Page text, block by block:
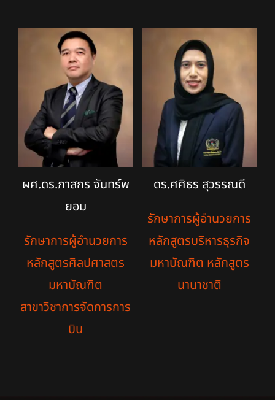
ผศ.ดร.ภาสกร จันทร์พ
ยอม
รักษาการผู้อำนวยการ
หลักสูตรศิลปศาสตร
มหาบัณฑิต
สาขาวิชาการจัดการการ
บิน
ดร.ศศิธร สุวรรณดี
รักษาการผู้อำนวยการ
หลักสูตรบริหารธุรกิจ
มหาบัณฑิต หลักสูตร
นานาชาติ